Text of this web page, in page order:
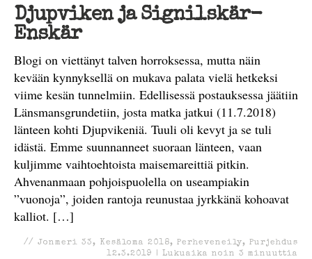
Djupviken ja Signilskär-
Enskär
Blogi on viettänyt talven horroksessa, mutta näin
kevään kynnyksellä on mukava palata vielä hetkeksi
viime kesän tunnelmiin. Edellisessä postauksessa jäätiin
Länsmansgrundetiin, josta matka jatkui (11.7.2018)
länteen kohti Djupvikeniä. Tuuli oli kevyt ja se tuli
idästä. Emme suunnanneet suoraan länteen, vaan
kuljimme vaihtoehtoista maisemareittiä pitkin.
Ahvenanmaan pohjoispuolella on useampiakin
”vuonoja”, joiden rantoja reunustaa jyrkkänä kohoavat
kalliot. […]
// Jonmeri 33, Kesäloma 2018, Perheveneily, Purjehdus
12.3.2019
| Lukuaika noin 3 minuuttia